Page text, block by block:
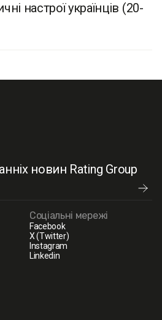
настрої українців (20-
новин Rating Group
Соціальні мережі
Facebook
X (Twitter)
Instagram
Linkedin